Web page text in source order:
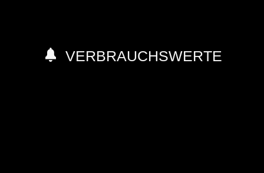
VERBRAUCHSWERTE